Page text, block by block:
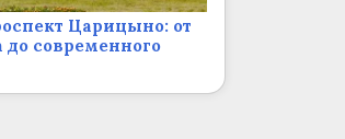
Царицыно: от
до современного